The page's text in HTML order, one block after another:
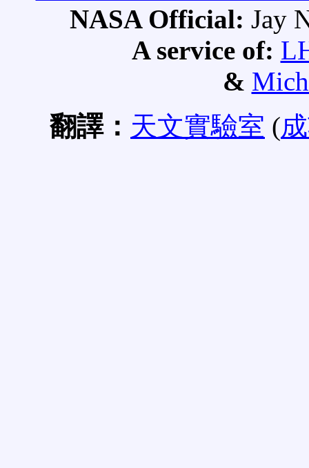
NASA Official: Jay
A service of:
&
翻譯： 天文實驗室 (